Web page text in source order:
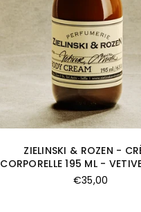
ZIELINSKI & ROZEN -
CORPORELLE 195 ML -
Prix
€35,00